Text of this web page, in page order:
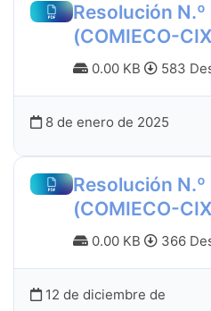
Resolución
(COMIECO-
0.00 KB 583
8 de enero de 2025
Resolución
(COMIECO-
0.00 KB 366
12 de diciembre de